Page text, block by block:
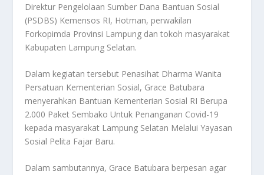
Direktur Pengelolaan Sumber Dana Bantuan Sosial
(PSDBS) Kemensos RI, Hotman, perwakilan
Forkopimda Provinsi Lampung dan tokoh masyarakat
Kabupaten Lampung Selatan.
Dalam kegiatan tersebut Penasihat Dharma Wanita
Persatuan Kementerian Sosial, Grace Batubara
menyerahkan Bantuan Kementerian Sosial RI Berupa
2.000 Paket Sembako Untuk Penanganan Covid-19
kepada masyarakat Lampung Selatan Melalui Yayasan
Sosial Pelita Fajar Baru.
Dalam sambutannya, Grace Batubara berpesan agar